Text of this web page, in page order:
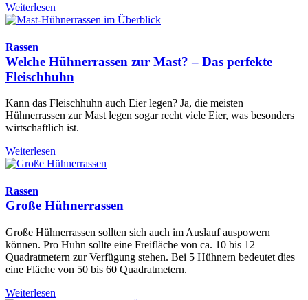
Weiterlesen
Rassen
Welche Hühnerrassen zur Mast? – Das perfekte
Fleischhuhn
Kann das Fleischhuhn auch Eier legen? Ja, die meisten
Hühnerrassen zur Mast legen sogar recht viele Eier, was besonders
wirtschaftlich ist.
Weiterlesen
Rassen
Große Hühnerrassen
Große Hühnerrassen sollten sich auch im Auslauf auspowern
können. Pro Huhn sollte eine Freifläche von ca. 10 bis 12
Quadratmetern zur Verfügung stehen. Bei 5 Hühnern bedeutet dies
eine Fläche von 50 bis 60 Quadratmetern.
Weiterlesen